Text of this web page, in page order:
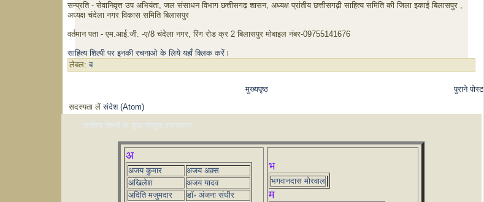
सम्प्रति - सेवानिवृत्त उप अभियंता, जल संसाधन विभाग छत्तीसगढ़ शासन, अध्यक्ष प्रांतीय छत्तीसगढ़ी साहित्य समिति की जिला इकाई बिलासपुर ,
अध्यक्ष चंदेला नगर विकास समिति बिलासपुर
वर्तमान पता - एम.आई.जी. -ए/8 चंदेला नगर, रिंग रोड क्र 2 बिलासपुर मोबाइल नंबर-09755141676
साहित्य शिल्पी पर इनकी रचनाओ के लिये यहाँ क्लिक करें।
लेबल: ब
पुराने पोस्ट
मुख्यपृष्ठ
सदस्यता लेंसंदेश (Atom)
साहित्य शिल्पी के कुछ प्रमुख रचनाकार
अ
अजय कुमार
अजय अक़्स
अखिलेश
अजय यादव
अदिति मजुमदार
डॉ॰ अंजना संधीर
भ
भगवानदास मोरवाल
म